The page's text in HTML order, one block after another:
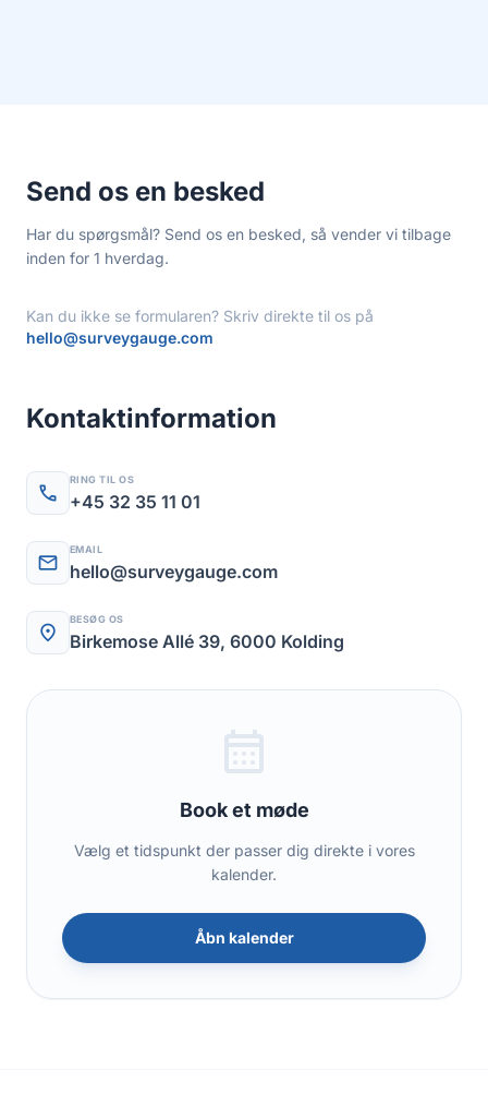
Send os en besked
Har du spørgsmål? Send os en besked, så vender vi tilbage
inden for 1 hverdag.
Kan du ikke se formularen? Skriv direkte til os på
hello@surveygauge.com
Kontaktinformation
call
RING TIL OS
+45 32 35 11 01
mail
EMAIL
hello@surveygauge.com
location_on
BESØG OS
Birkemose Allé 39, 6000 Kolding
calendar_month
Book et møde
Vælg et tidspunkt der passer dig direkte i vores
kalender.
Åbn kalender